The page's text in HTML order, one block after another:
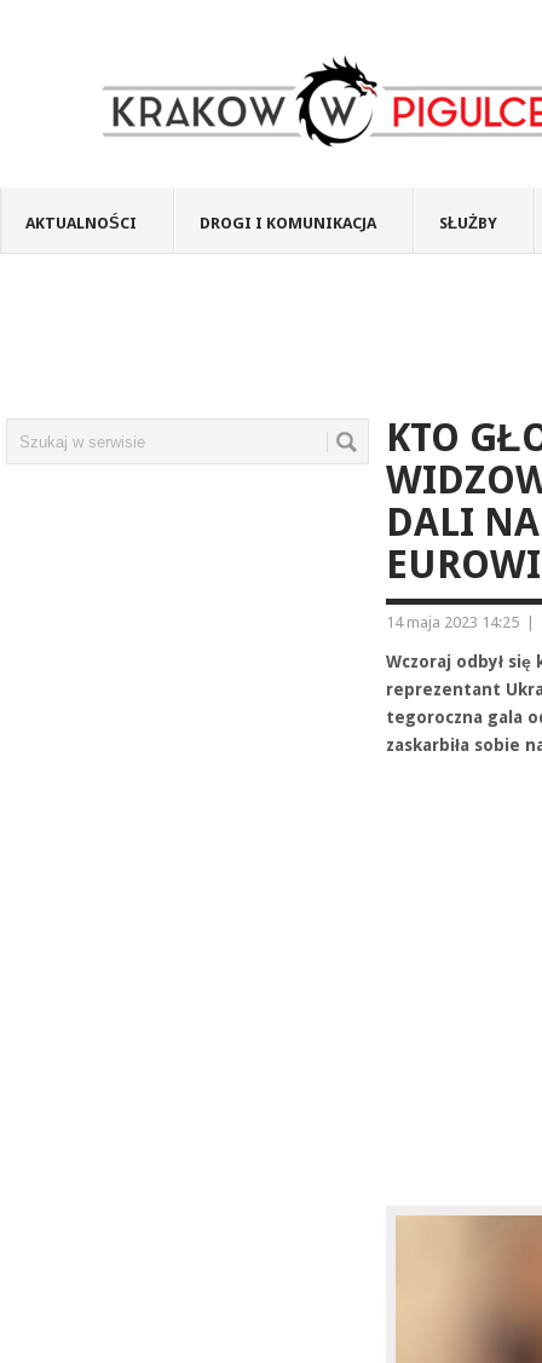
AKTUALNOŚCI DROGI I KOMUNIKACJA SŁUŻBY
KTO
DALI
14 maja 2023 14:25
Wczoraj odbył się
reprezentant
tegoroczna gala
zaskarbiła sobie